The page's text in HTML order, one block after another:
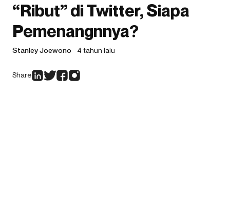
“Ribut” di Twitter, Siapa
Pemenangnnya?
Stanley Joewono 4 tahun lalu
Share